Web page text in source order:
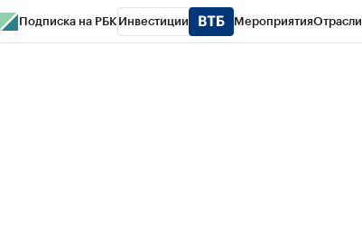
Подписка на РБК Инвестиции МероприятияОтрасли